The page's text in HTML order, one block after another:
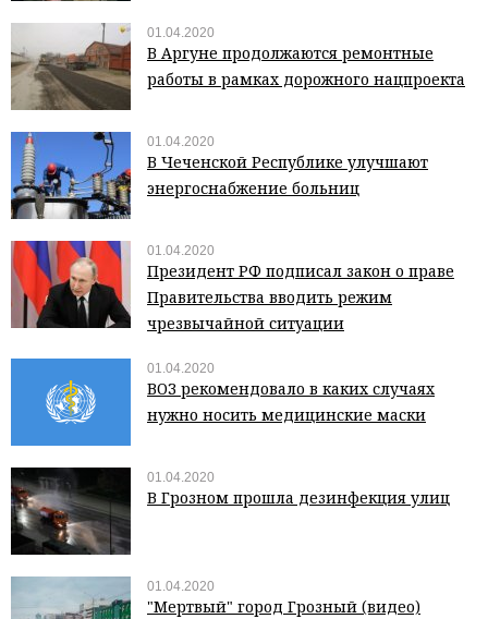
01.04.2020
В Аргуне продолжаются ремонтные
работы в рамках дорожного нацпроекта
01.04.2020
В Чеченской Республике улучшают
энергоснабжение больниц
01.04.2020
Президент РФ подписал закон о праве
Правительства вводить режим
чрезвычайной ситуации
01.04.2020
ВОЗ рекомендовало в каких случаях
нужно носить медицинские маски
01.04.2020
В Грозном прошла дезинфекция улиц
01.04.2020
"Мертвый" город Грозный (видео)